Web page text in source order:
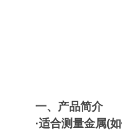
一、 产品简介
·适合测量金属(